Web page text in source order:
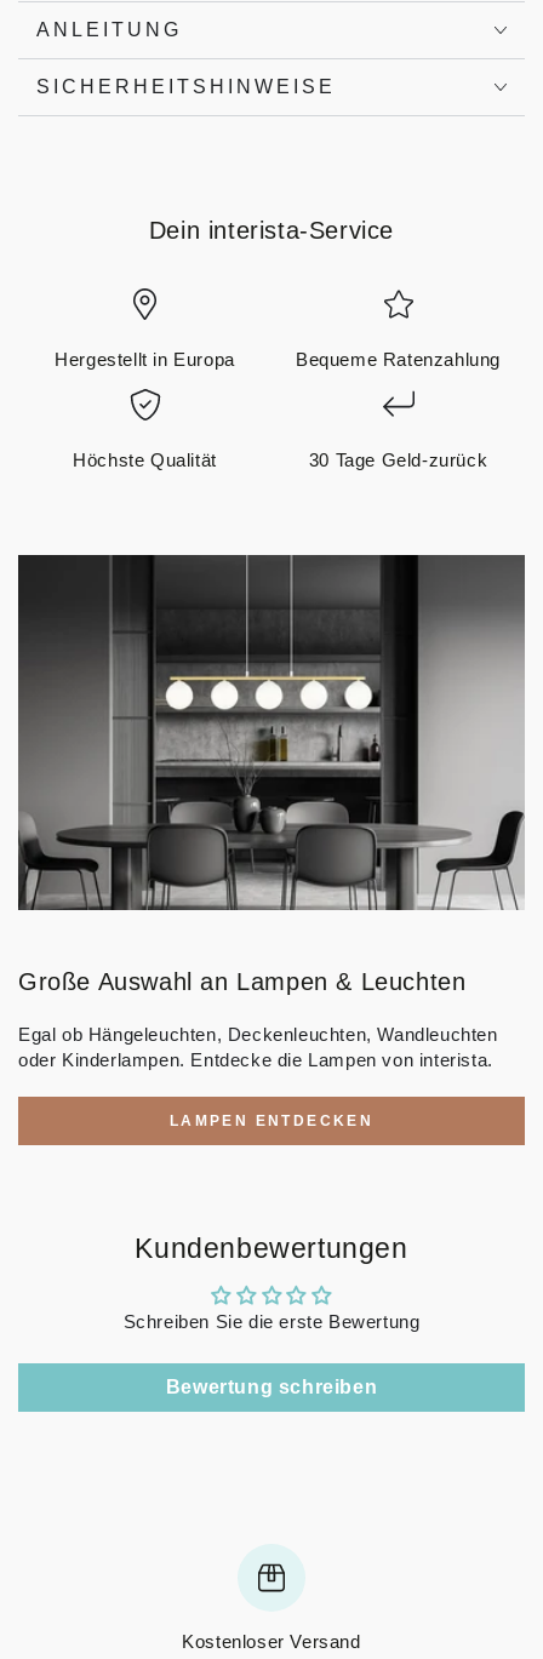
ANLEITUNG
SICHERHEITSHINWEISE
Dein interista-Service
Hergestellt in Europa Bequeme Ratenzahlung
Höchste Qualität 30 Tage Geld-zurück
Große Auswahl an Lampen & Leuchten
Egal ob Hängeleuchten, Deckenleuchten, Wandleuchten
oder Kinderlampen. Entdecke die Lampen von interista.
LAMPEN ENTDECKEN
Kundenbewertungen
Schreiben Sie die erste Bewertung
Bewertung schreiben
Kostenloser Versand